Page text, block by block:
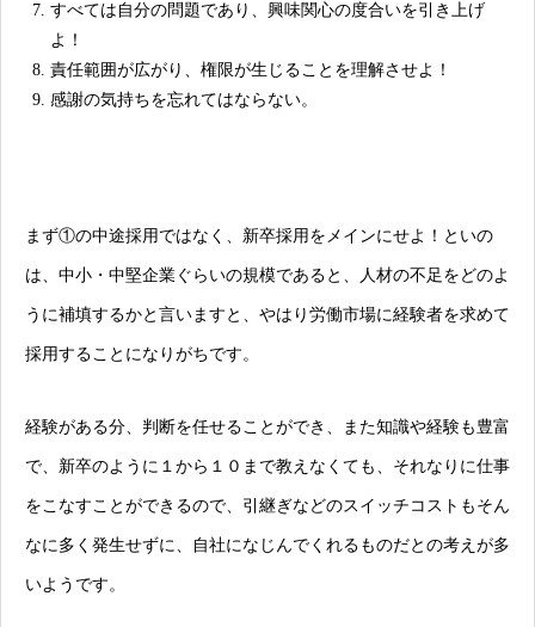
すべては自分の問題であり、興味関心の度合いを引き上げ
よ！
責任範囲が広がり、権限が生じることを理解させよ！
感謝の気持ちを忘れてはならない。
まず①の中途採用ではなく、新卒採用をメインにせよ！といの
は、中小・中堅企業ぐらいの規模であると、人材の不足をどのよ
うに補填するかと言いますと、やはり労働市場に経験者を求めて
採用することになりがちです。
経験がある分、判断を任せることができ、また知識や経験も豊富
で、新卒のように１から１０まで教えなくても、それなりに仕事
をこなすことができるので、引継ぎなどのスイッチコストもそん
なに多く発生せずに、自社になじんでくれるものだとの考えが多
いようです。